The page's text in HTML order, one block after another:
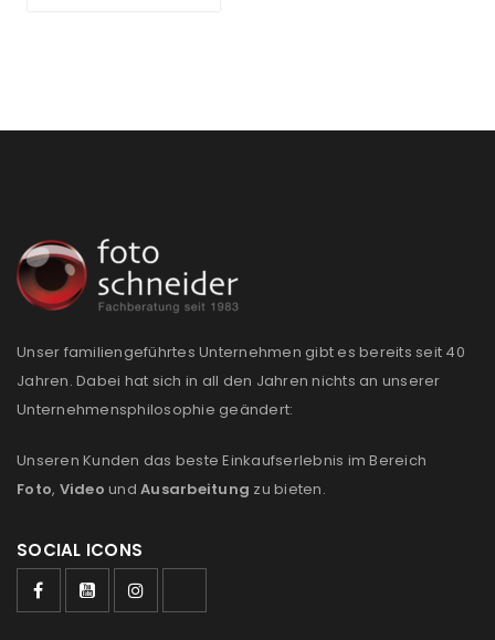
ANMELDEN
Unser familiengeführtes Unternehmen gibt es bereits seit 40
Jahren. Dabei hat sich in all den Jahren nichts an unserer
Unternehmensphilosophie geändert:
Unseren Kunden das beste Einkaufserlebnis im Bereich
Foto, Video und Ausarbeitung zu bieten.
SOCIAL ICONS